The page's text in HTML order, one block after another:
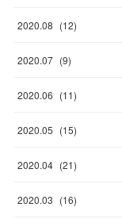
2020.08 (12)
2020.07 (9)
2020.06 (11)
2020.05 (15)
2020.04 (21)
2020.03 (16)